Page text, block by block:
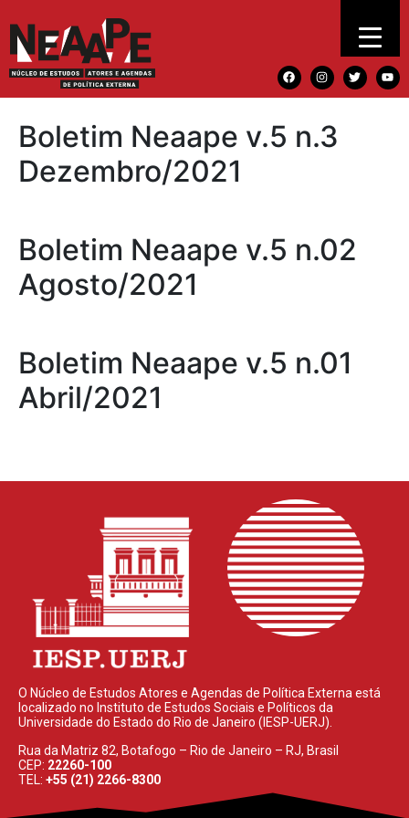
Boletim Neaape v.5 n.3
Dezembro/2021
Boletim Neaape v.5 n.02
Agosto/2021
Boletim Neaape v.5 n.01
Abril/2021
O Núcleo de Estudos Atores e Agendas de Política Externa está
localizado no Instituto de Estudos Sociais e Políticos da
Universidade do Estado do Rio de Janeiro (IESP-UERJ).
Rua da Matriz 82, Botafogo – Rio de Janeiro – RJ, Brasil
CEP: 22260-100
TEL: +55 (21) 2266-8300